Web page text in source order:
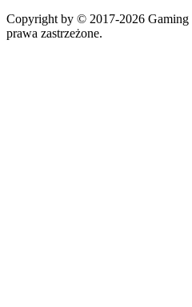
Copyright by © 2017-2026 Gaming
prawa zastrzeżone.